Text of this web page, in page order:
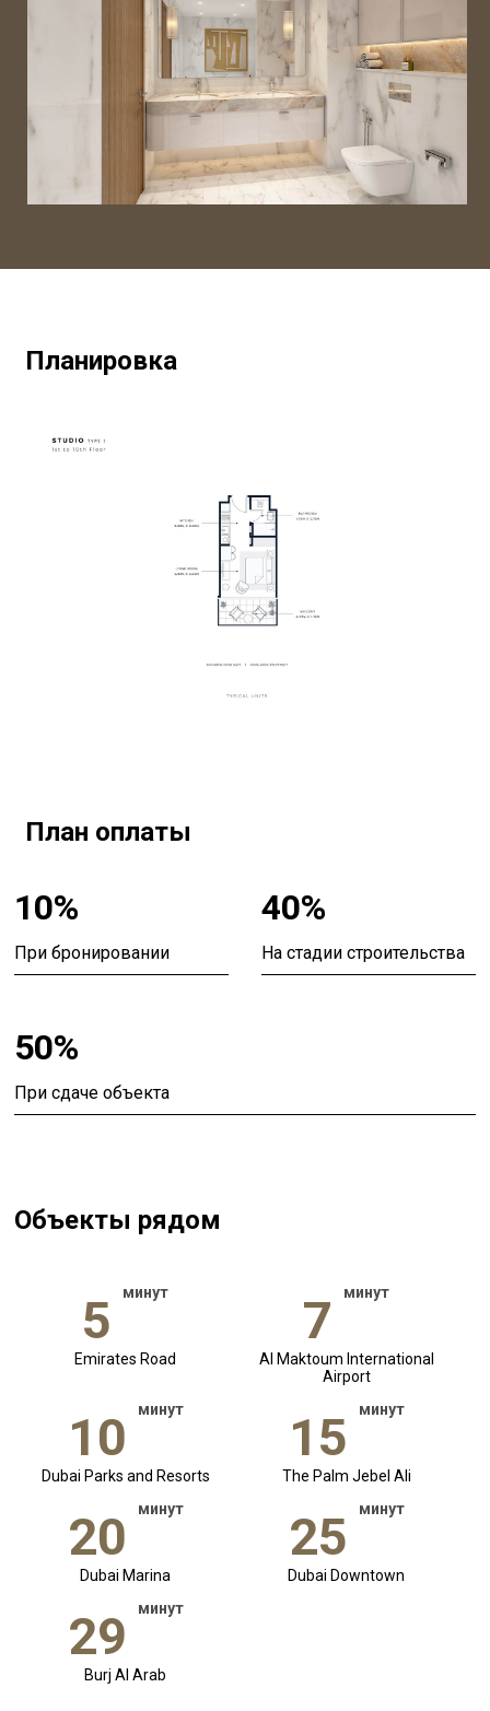
Планировка
План оплаты
10%
При бронировании
40%
На стадии строительства
50%
При сдаче объекта
Объекты рядом
5 минут
Emirates Road
7 минут
Al Maktoum International
Airport
10 минут
Dubai Parks and Resorts
15 минут
The Palm Jebel Ali
20 минут
Dubai Marina
25 минут
Dubai Downtown
29 минут
Burj Al Arab